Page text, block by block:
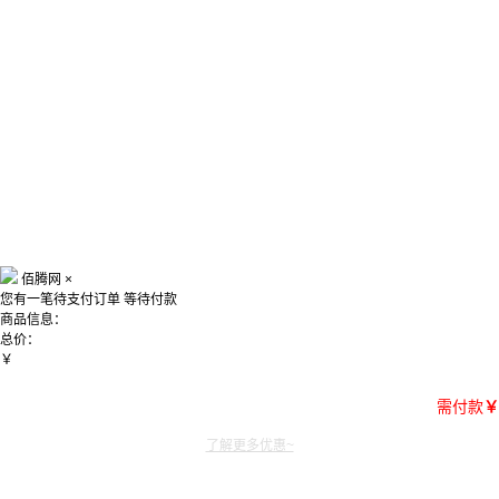
佰腾网 ×
您有一笔待支付订单 等待付款
商品信息：
总价：
￥
需付款￥
了解更多优惠~